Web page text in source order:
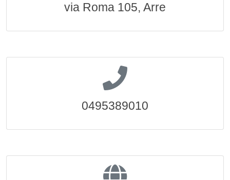
via Roma 105, Arre
0495389010